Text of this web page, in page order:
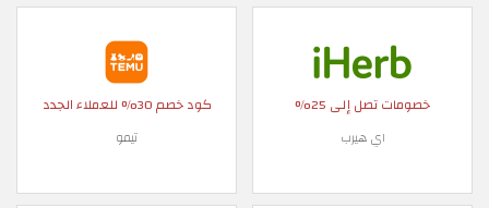
خصومات تصل إلى 25%
اي هيرب
كود خصم 30% للعملاء الجدد
تيمو